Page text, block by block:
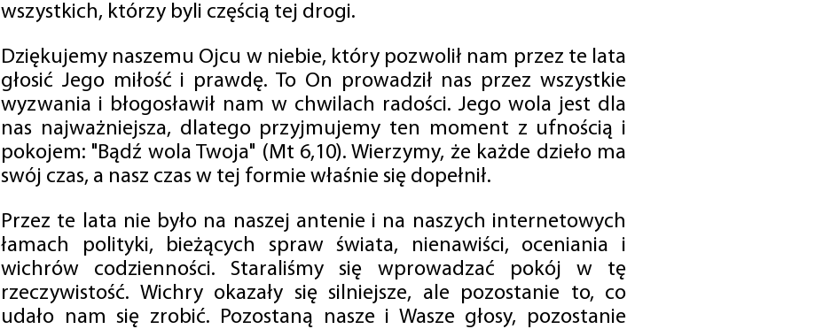
wszystkich, którzy byli częścią tej drogi.
Dziękujemy naszemu Ojcu w niebie, który pozwolił nam przez te lata
głosić Jego miłość i prawdę. To On prowadził nas przez wszystkie
wyzwania i błogosławił nam w chwilach radości. Jego wola jest dla
nas najważniejsza, dlatego przyjmujemy ten moment z ufnością i
pokojem: "Bądź wola Twoja" (Mt 6,10). Wierzymy, że każde dzieło ma
swój czas, a nasz czas w tej formie właśnie się dopełnił.
Przez te lata nie było na naszej antenie i na naszych internetowych
łamach polityki, bieżących spraw świata, nienawiści, oceniania i
wichrów codzienności. Staraliśmy się wprowadzać pokój w tę
rzeczywistość. Wichry okazały się silniejsze, ale pozostanie to, co
udało nam się zrobić. Pozostaną nasze i Wasze głosy, pozostanie